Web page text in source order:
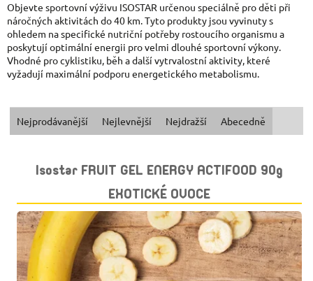
Objevte sportovní výživu ISOSTAR určenou speciálně pro děti při
náročných aktivitách do 40 km. Tyto produkty jsou vyvinuty s
ohledem na specifické nutriční potřeby rostoucího organismu a
poskytují optimální energii pro velmi dlouhé sportovní výkony.
Vhodné pro cyklistiku, běh a další vytrvalostní aktivity, které
vyžadují maximální podporu energetického metabolismu.
Ř
E
N
Nejprodávanější Nejlevnější Nejdražší Abecedně
P
Isostar FRUIT GEL ENERGY ACTIFOOD 90g
EXOTICKÉ OVOCE